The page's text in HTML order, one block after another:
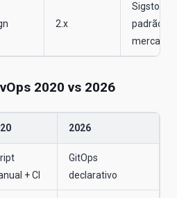
2.x
Sigstore
padrão de
mercado
2020 vs 2026
2026
+ CI
GitOps
declarativo